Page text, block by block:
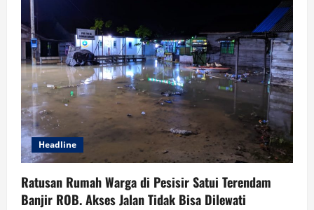
Admired
CEO
2020
Headline
Ratusan Rumah Warga di Pesisir Satui Terendam
Banjir ROB. Akses Jalan Tidak Bisa Dilewati